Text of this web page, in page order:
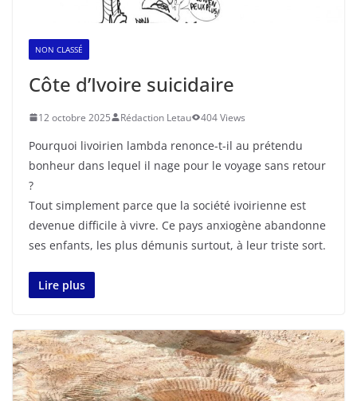
NON CLASSÉ
Côte d’Ivoire suicidaire
12 octobre 2025 Rédaction Letau 404 Views
Pourquoi livoirien lambda renonce-t-il au prétendu
bonheur dans lequel il nage pour le voyage sans retour
?
Tout simplement parce que la société ivoirienne est
devenue difficile à vivre. Ce pays anxiogène abandonne
ses enfants, les plus démunis surtout, à leur triste sort.
Lire plus